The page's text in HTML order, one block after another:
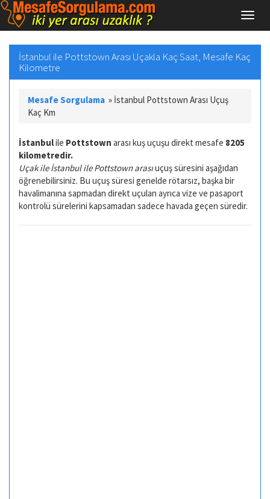
İstanbul ile Pottstown Arası Uçakla Kaç Saat, Mesafe Kaç
Kilometre
Mesafe Sorgulama » İstanbul Pottstown Arası Uçuş
Kaç Km
İstanbulile Pottstown arası kuş uçuşu direkt mesafe 8205
kilometredir.
Uçak ile İstanbul ile Pottstown arasıuçuş süresini aşağıdan
öğrenebilirsiniz. Bu uçuş süresi genelde rötarsız, başka bir
havalimanına sapmadan direkt uçulan ayrıca vize ve pasaport
kontrolü sürelerini kapsamadan sadece havada geçen süredir.